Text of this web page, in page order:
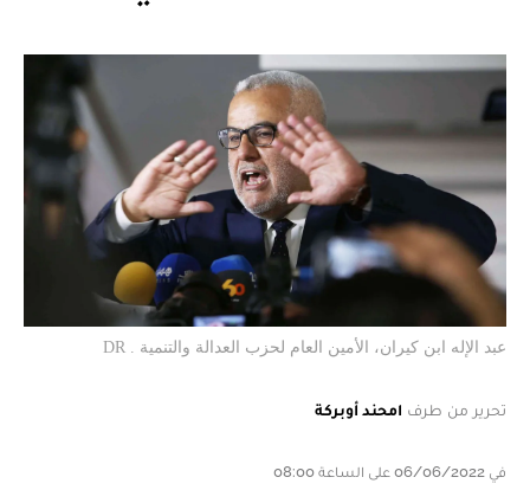
عبد الإله ابن كيران، الأمين العام لحزب العدالة والتنمية . DR
تحرير من طرف امحند أوبركة
في 06/06/2022 على الساعة 08:00